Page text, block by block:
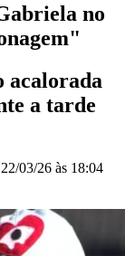
no
acalorada
a tarde
22/03/26 às 18:04